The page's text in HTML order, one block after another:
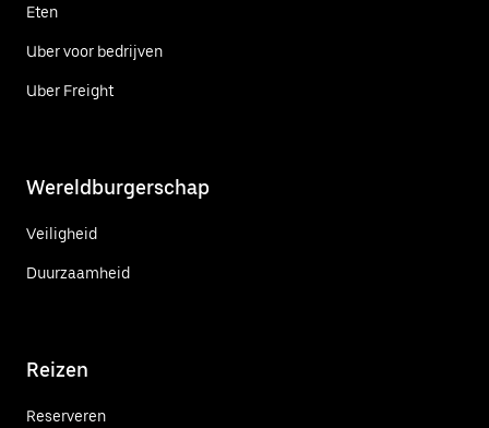
Eten
Uber voor bedrijven
Uber Freight
Wereldburgerschap
Veiligheid
Duurzaamheid
Reizen
Reserveren